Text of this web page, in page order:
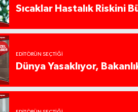
Sıcaklar Hastalık Riskini
EDITÖRÜN SEÇTIĞI
Dünya Yasaklıyor,